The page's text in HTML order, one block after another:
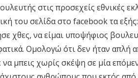
στις προσεχείς εθνικές
του σελίδα στο facebook τα εξής:
χθες, να είμαι υποψήφιος
Ομολογώ ότι δεν ήταν απλή
να μπεις χωρίς σκέψη σε μία